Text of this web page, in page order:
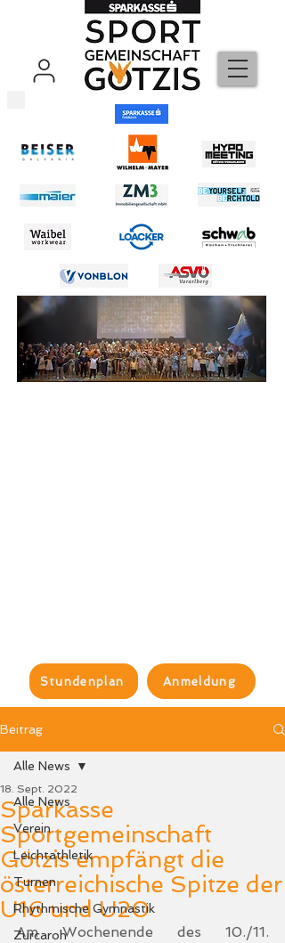
Stundenplan Anmeldung
Beitrag
Alle News
Verein
Leichtathletik
Turnen
Rhythmische Gymnastik
Zurcaroh
Alle News
Sparkasse
Sportgemeinschaft
Götzis empfängt die
österreichische Spitze der
U16 und U20
18. Sept. 2022
Am Wochenende des 10./11.